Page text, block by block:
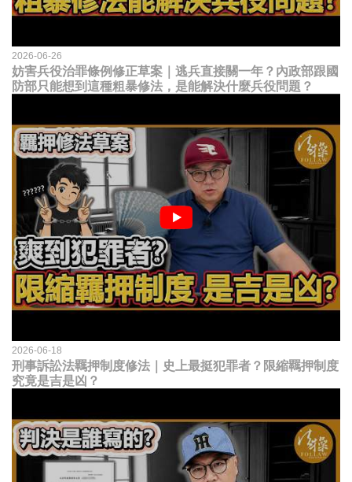
2026-06-26
妨害兵役治罪條例修正草案｜逃兵直接關一年？內政部跟國
防部只能想到這種粗暴修法，是能解決什麼兵役問題？
2026-06-18
刑事訴訟法羈押制度修法｜史上最挺犯罪者？限縮羈押制度
究竟是吉是凶？